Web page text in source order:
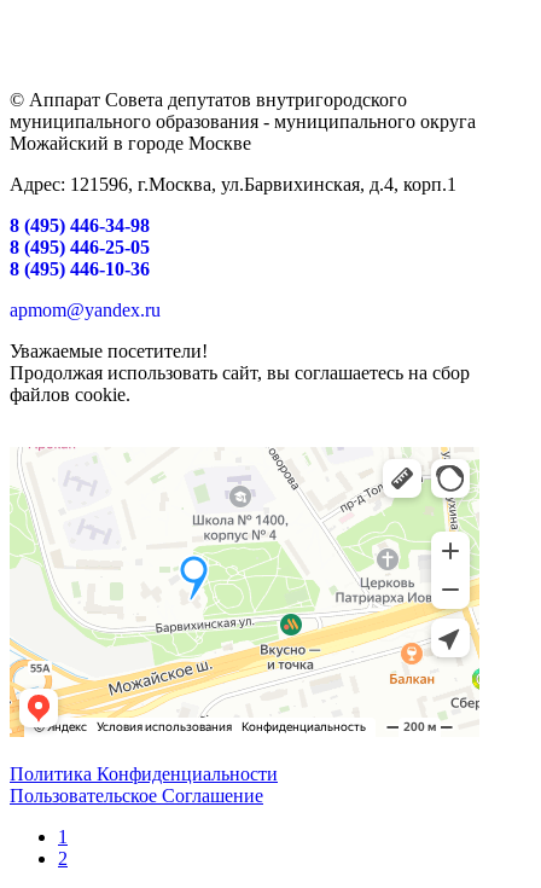
© Аппарат Совета депутатов внутригородского
муниципального образования - муниципального округа
Можайский в городе Москве
Адрес: 121596, г.Москва, ул.Барвихинская, д.4, корп.1
8 (495) 446-34-98
8 (495) 446-25-05
8 (495) 446-10-36
apmom@yandex.ru
Уважаемые посетители!
Продолжая использовать сайт, вы соглашаетесь на сбор
файлов cookie.
Политика Конфиденциальности
Пользовательское Соглашение
1
2